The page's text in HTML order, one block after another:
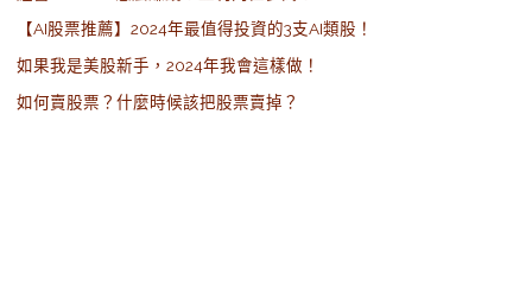
【AI股票推薦】2024年最值得投資的3支AI類股！
如果我是美股新手，2024年我會這樣做！
如何賣股票？什麼時候該把股票賣掉？